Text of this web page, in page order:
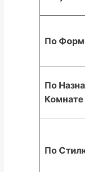
По
По
Комнате
По